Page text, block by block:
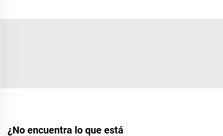
¿No encuentra lo que está